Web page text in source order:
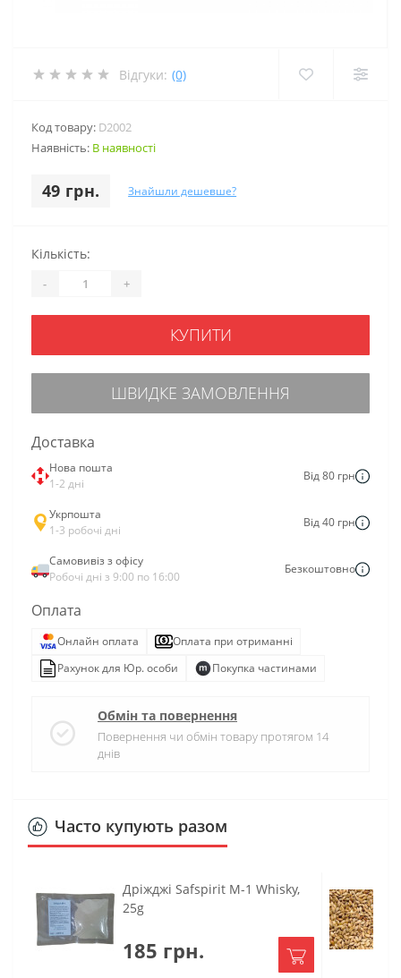
Відгуки: (0)
Код товару: D2002
Наявність: В наявності
49 грн. Знайшли дешевше?
Кількість:
- +
КУПИТИ
ШВИДКЕ ЗАМОВЛЕННЯ
Доставка
Нова пошта
1-2 дні
Від 80 грн
Укрпошта
1-3 робочі дні
Від 40 грн
Самовивіз з офісу
Робочі дні з 9:00 по 16:00
Безкоштовно
Оплата
Онлайн оплата
Оплата при отриманні
Рахунок для Юр. особи
Покупка частинами
Обмін та повернення
Повернення чи обмін товару протягом 14
днів
Часто купують разом
Дріжджі Safspirit M-1 Whisky,
25g
185 грн.